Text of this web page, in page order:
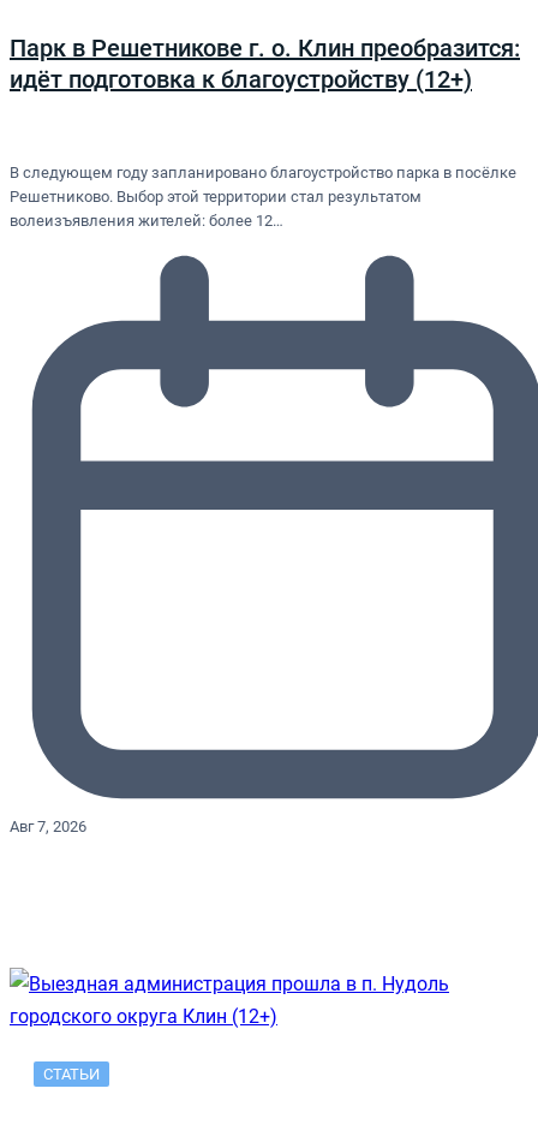
Парк в Решетникове г. о. Клин преобразится:
идёт подготовка к благоустройству (12+)
В следующем году запланировано благоустройство парка в посёлке
Решетниково. Выбор этой территории стал результатом
волеизъявления жителей: более 12…
Авг 7, 2026
СТАТЬИ